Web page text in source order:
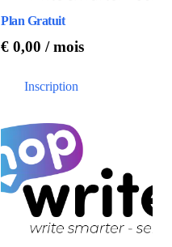
Plan Gratuit
€ 0,00 / mois
Inscription